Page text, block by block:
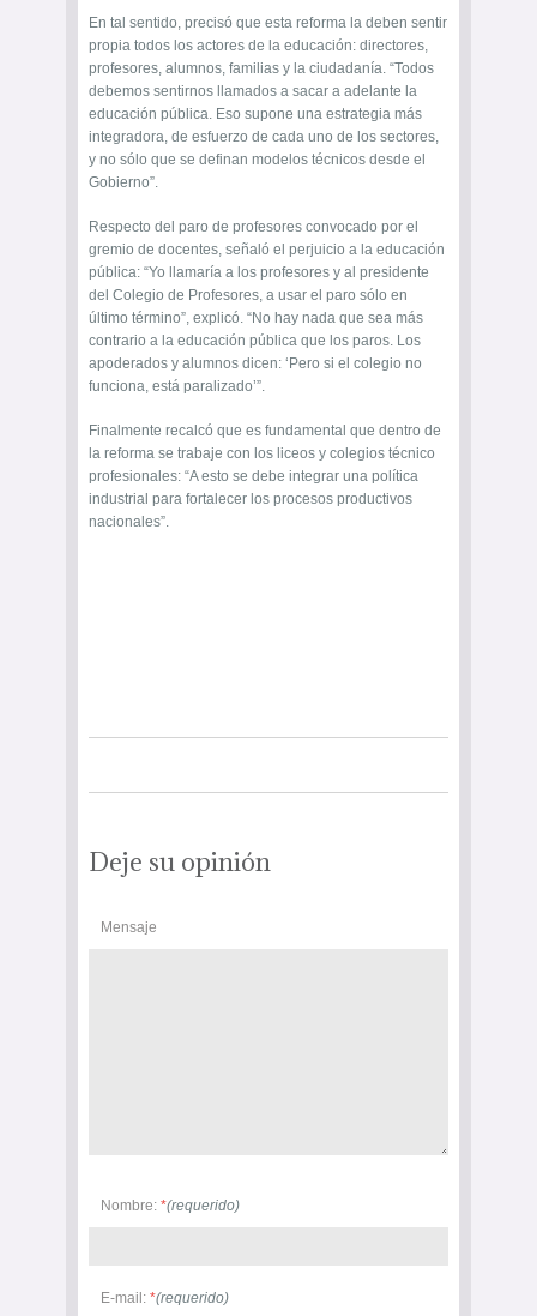
En tal sentido, precisó que esta reforma la deben sentir
propia todos los actores de la educación: directores,
profesores, alumnos, familias y la ciudadanía. “Todos
debemos sentirnos llamados a sacar a adelante la
educación pública. Eso supone una estrategia más
integradora, de esfuerzo de cada uno de los sectores,
y no sólo que se definan modelos técnicos desde el
Gobierno”.
Respecto del paro de profesores convocado por el
gremio de docentes, señaló el perjuicio a la educación
pública: “Yo llamaría a los profesores y al presidente
del Colegio de Profesores, a usar el paro sólo en
último término”, explicó. “No hay nada que sea más
contrario a la educación pública que los paros. Los
apoderados y alumnos dicen: ‘Pero si el colegio no
funciona, está paralizado’”.
Finalmente recalcó que es fundamental que dentro de
la reforma se trabaje con los liceos y colegios técnico
profesionales: “A esto se debe integrar una política
industrial para fortalecer los procesos productivos
nacionales”.
Deje su opinión
Mensaje
Nombre: *(requerido)
E-mail: *(requerido)